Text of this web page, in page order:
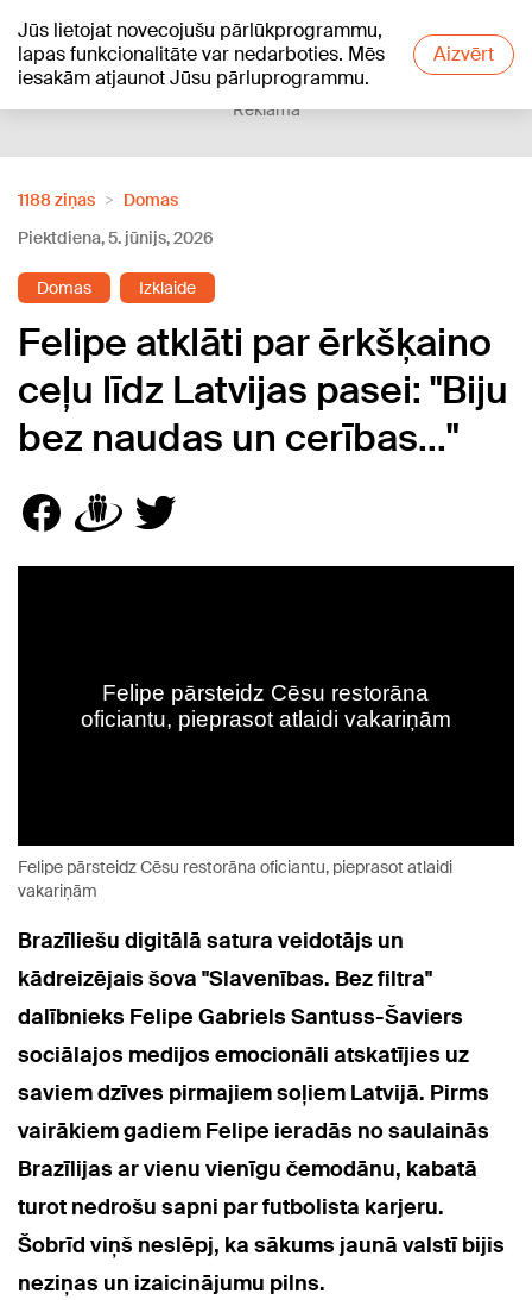
Jūs lietojat novecojušu pārlūkprogrammu,
lapas funkcionalitāte var nedarboties. Mēs
iesakām atjaunot Jūsu pārluprogrammu.
Aizvērt
+17°C
Reklāma
1188 ziņas
Domas
Piektdiena, 5. jūnijs, 2026
Domas Izklaide
Felipe atklāti par ērkšķaino
ceļu līdz Latvijas pasei: "Biju
bez naudas un cerības..."
Felipe pārsteidz Cēsu restorāna oficiantu, pieprasot atlaidi
vakariņām
Brazīliešu digitālā satura veidotājs un
kādreizējais šova "Slavenības. Bez filtra"
dalībnieks Felipe Gabriels Santuss-Šaviers
sociālajos medijos emocionāli atskatījies uz
saviem dzīves pirmajiem soļiem Latvijā. Pirms
vairākiem gadiem Felipe ieradās no saulainās
Brazīlijas ar vienu vienīgu čemodānu, kabatā
turot nedrošu sapni par futbolista karjeru.
Šobrīd viņš neslēpj, ka sākums jaunā valstī bijis
neziņas un izaicinājumu pilns.